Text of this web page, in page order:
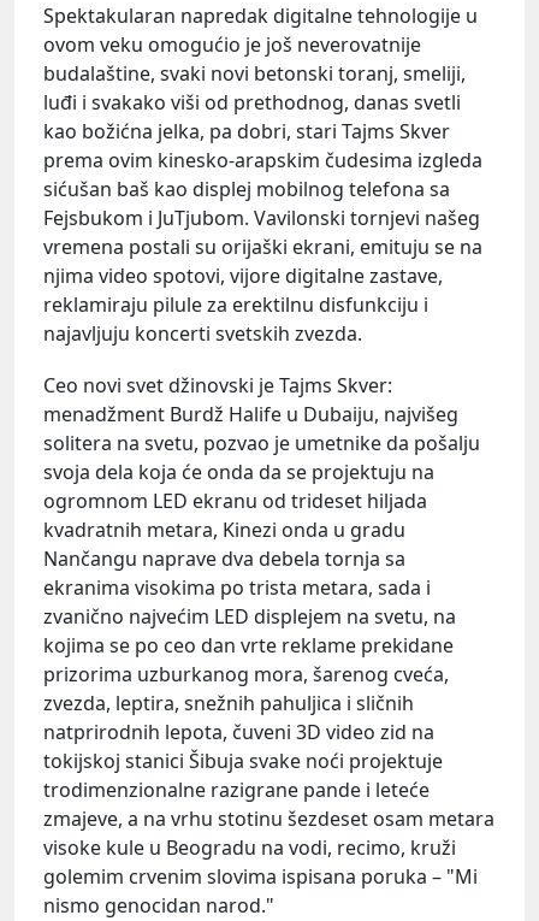
Spektakularan napredak digitalne tehnologije u
ovom veku omogućio je još neverovatnije
budalaštine, svaki novi betonski toranj, smeliji,
luđi i svakako viši od prethodnog, danas svetli
kao božićna jelka, pa dobri, stari Tajms Skver
prema ovim kinesko-arapskim čudesima izgleda
sićušan baš kao displej mobilnog telefona sa
Fejsbukom i JuTjubom. Vavilonski tornjevi našeg
vremena postali su orijaški ekrani, emituju se na
njima video spotovi, vijore digitalne zastave,
reklamiraju pilule za erektilnu disfunkciju i
najavljuju koncerti svetskih zvezda.
Ceo novi svet džinovski je Tajms Skver:
menadžment Burdž Halife u Dubaiju, najvišeg
solitera na svetu, pozvao je umetnike da pošalju
svoja dela koja će onda da se projektuju na
ogromnom LED ekranu od trideset hiljada
kvadratnih metara, Kinezi onda u gradu
Nančangu naprave dva debela tornja sa
ekranima visokima po trista metara, sada i
zvanično najvećim LED displejem na svetu, na
kojima se po ceo dan vrte reklame prekidane
prizorima uzburkanog mora, šarenog cveća,
zvezda, leptira, snežnih pahuljica i sličnih
natprirodnih lepota, čuveni 3D video zid na
tokijskoj stanici Šibuja svake noći projektuje
trodimenzionalne razigrane pande i leteće
zmajeve, a na vrhu stotinu šezdeset osam metara
visoke kule u Beogradu na vodi, recimo, kruži
golemim crvenim slovima ispisana poruka – "Mi
nismo genocidan narod."